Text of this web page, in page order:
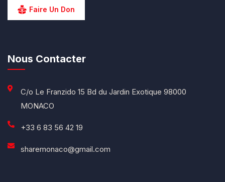
Faire Un Don
Nous Contacter
C/o Le Franzido 15 Bd du Jardin Exotique 98000
MONACO
+33 6 83 56 42 19
sharemonaco@gmail.com